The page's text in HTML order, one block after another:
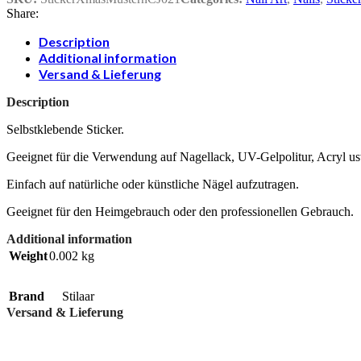
Share:
Description
Additional information
Versand & Lieferung
Description
Selbstklebende Sticker.
Geeignet für die Verwendung auf Nagellack, UV-Gelpolitur, Acryl
Einfach auf natürliche oder künstliche Nägel aufzutragen.
Geeignet für den Heimgebrauch oder den professionellen Gebrauch.
Additional information
Weight0.002 kg
Brand
Stilaar
Versand & Lieferung